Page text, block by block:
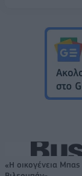
«Η οικογένεια